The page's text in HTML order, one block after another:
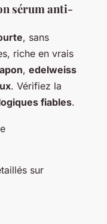
sérum anti-
, sans
riche en vrais
, edelweiss
. Vérifiez la
fiables.
sur